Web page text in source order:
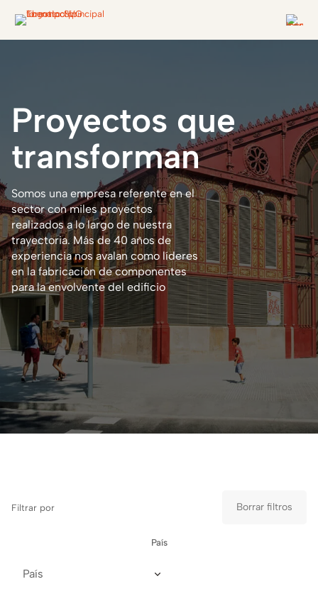
Proyectos que
transforman
Somos una empresa referente en el
sector con miles proyectos
realizados a lo largo de nuestra
trayectoria. Más de 40 años de
experiencia nos avalan como líderes
en la fabricación de componentes
para la envolvente del edificio
Filtrar por Borrar filtros
País